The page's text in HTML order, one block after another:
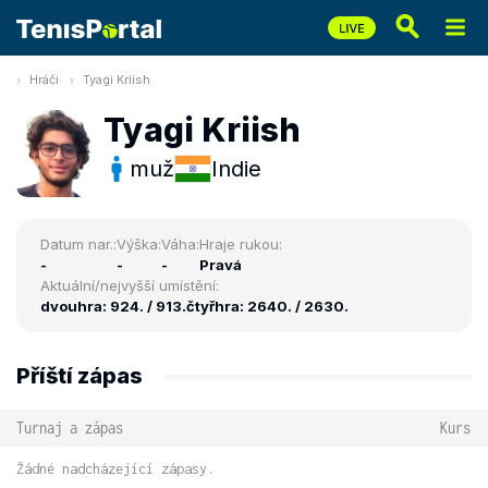
Hráči Tyagi Kriish
Tyagi Kriish
muž Indie
Datum nar.:
-
Výška:
-
Váha:
-
Hraje rukou:
Pravá
Aktuální/nejvyšší umístění:
dvouhra: 924. / 913.čtyřhra: 2640. / 2630.
Příští zápas
Turnaj a zápas Kurs
Žádné nadcházející zápasy.